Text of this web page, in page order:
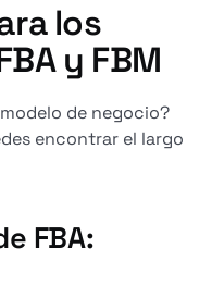
los
y FBM
de negocio?
encontrar el largo
FBA: